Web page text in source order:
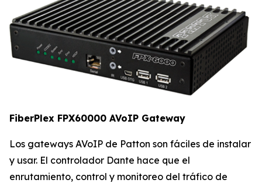
FiberPlex FPX60000 AVoIP Gateway
Los gateways AVoIP de Patton son fáciles de instalar
y usar. El controlador Dante hace que el
enrutamiento, control y monitoreo del tráfico de